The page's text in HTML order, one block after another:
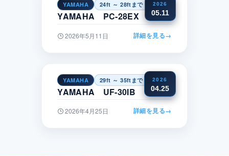
2026
05.11
YAMAHA 24ft ～ 28ftまで 中部
YAMAHA PC-28EX
2026年5月11日 詳細を見る→
2026
04.25
YAMAHA 29ft ～ 35ftまで 近畿
YAMAHA UF-30IB
2026年4月25日 詳細を見る→